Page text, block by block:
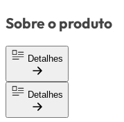
Sobre o produto
Detalhes
Detalhes